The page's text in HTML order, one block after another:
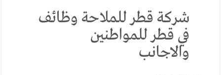
شركة قطر للملاحة وظائف
في قطر للمواطنين
والاجانب